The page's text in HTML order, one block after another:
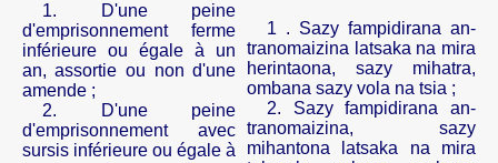
1. D'une peine
d'emprisonnement ferme
inférieure ou égale à un
an, assortie ou non d'une
amende ;
2. D'une peine
d'emprisonnement avec
sursis inférieure ou égale à
1 . Sazy fampidirana an-
tranomaizina latsaka na mira
herintaona, sazy mihatra,
ombana sazy vola na tsia ;
2. Sazy fampidirana an-
tranomaizina, sazy
mihantona latsaka na mira